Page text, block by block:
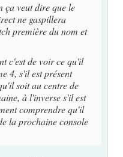
ça veut dire que le
ne gaspillera
première du nom et
c'est de voir ce qu'il
4, s'il est présent
soit au centre de
à l'inverse s'il est
comprendre qu'il
la prochaine console